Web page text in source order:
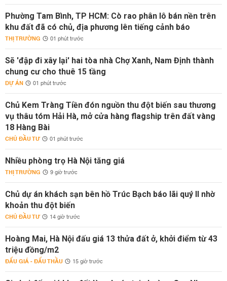
Phường Tam Bình, TP HCM: Cò rao phân lô bán nền trên
khu đất đã có chủ, địa phương lên tiếng cảnh báo
THỊ TRƯỜNG 01 phút trước
Sẽ 'đập đi xây lại' hai tòa nhà Chợ Xanh, Nam Định thành
chung cư cho thuê 15 tầng
DỰ ÁN 01 phút trước
Chủ Kem Tràng Tiền đón nguồn thu đột biến sau thương
vụ thâu tóm Hải Hà, mở cửa hàng flagship trên đất vàng
18 Hàng Bài
CHỦ ĐẦU TƯ 01 phút trước
Nhiều phòng trọ Hà Nội tăng giá
THỊ TRƯỜNG 9 giờ trước
Chủ dự án khách sạn bên hồ Trúc Bạch báo lãi quý II nhờ
khoản thu đột biến
CHỦ ĐẦU TƯ 14 giờ trước
Hoàng Mai, Hà Nội đấu giá 13 thửa đất ở, khởi điểm từ 43
triệu đồng/m2
ĐẤU GIÁ - ĐẤU THẦU 15 giờ trước